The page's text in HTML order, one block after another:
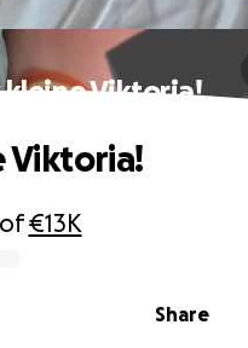
kleine Viktoria!
of€13K
Share
Viktoria!